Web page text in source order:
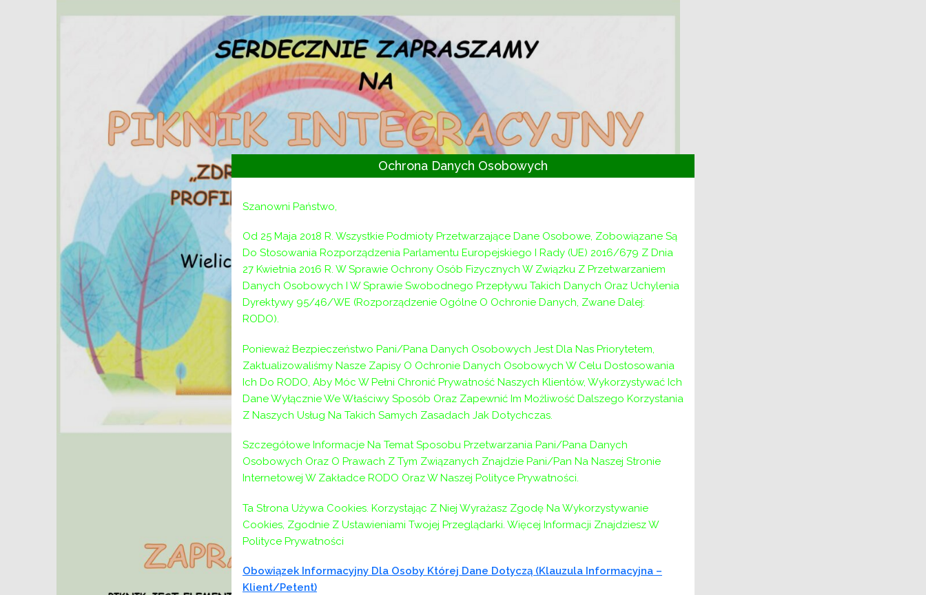
Ochrona Danych Osobowych
Szanowni Państwo,
Od 25 Maja 2018 R. Wszystkie Podmioty Przetwarzające Dane Osobowe, Zobowiązane Są
Do Stosowania Rozporządzenia Parlamentu Europejskiego I Rady (UE) 2016/679 Z Dnia
27 Kwietnia 2016 R. W Sprawie Ochrony Osób Fizycznych W Związku Z Przetwarzaniem
Danych Osobowych I W Sprawie Swobodnego Przepływu Takich Danych Oraz Uchylenia
Dyrektywy 95/46/WE (Rozporządzenie Ogólne O Ochronie Danych, Zwane Dalej:
RODO).
Ponieważ Bezpieczeństwo Pani/Pana Danych Osobowych Jest Dla Nas Priorytetem,
Zaktualizowaliśmy Nasze Zapisy O Ochronie Danych Osobowych W Celu Dostosowania
Ich Do RODO, Aby Móc W Pełni Chronić Prywatność Naszych Klientów, Wykorzystywać Ich
Dane Wyłącznie We Właściwy Sposób Oraz Zapewnić Im Możliwość Dalszego Korzystania
Z Naszych Usług Na Takich Samych Zasadach Jak Dotychczas.
Szczegółowe Informacje Na Temat Sposobu Przetwarzania Pani/Pana Danych
Osobowych Oraz O Prawach Z Tym Związanych Znajdzie Pani/Pan Na Naszej Stronie
Internetowej W Zakładce RODO Oraz W Naszej Polityce Prywatności.
Ta Strona Używa Cookies. Korzystając Z Niej Wyrażasz Zgodę Na Wykorzystywanie
Cookies, Zgodnie Z Ustawieniami Twojej Przeglądarki. Więcej Informacji Znajdziesz W
Polityce Prywatności
Obowiązek Informacyjny Dla Osoby Której Dane Dotyczą (klauzula Informacyjna –
Klient/petent)